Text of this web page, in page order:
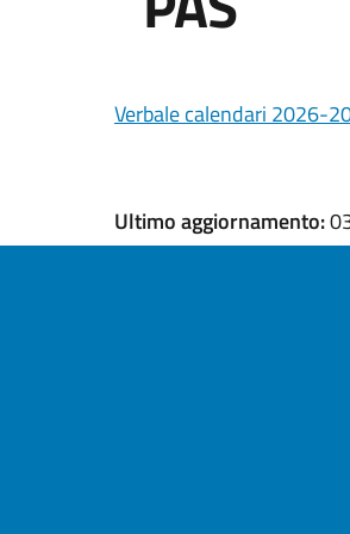
Verbale calendari 2026-
Ultimo aggiornamento: